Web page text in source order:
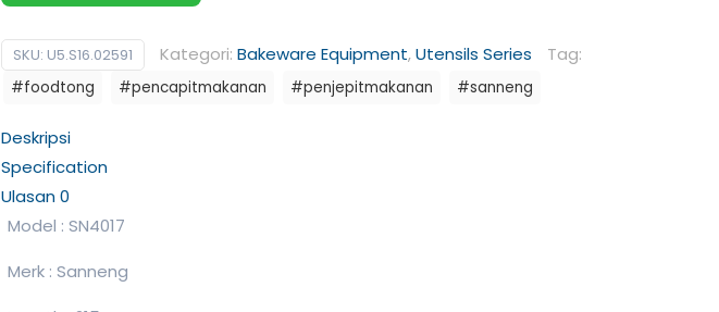
SKU: U5.S16.02591 Kategori: Bakeware Equipment,Utensils Series Tag:
#foodtong #pencapitmakanan #penjepitmakanan #sanneng
Deskripsi
Specification
Ulasan0
Model : SN4017
Merk : Sanneng